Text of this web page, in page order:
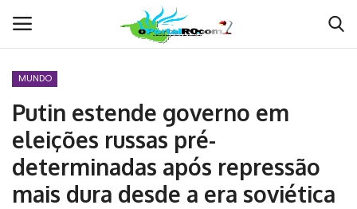
Home
POLÍTICA
MUNDO
Putin estende governo em
eleições russas pré-
determinadas após repressão
mais dura desde a era soviética